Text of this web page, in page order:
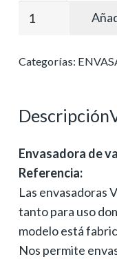
MOD.
ABS
330
–
CARCASA
cantidad
Categorías:
Descripción
Envasadora de
Referencia:
Las envasadoras
tanto para uso
modelo está
Nos permite